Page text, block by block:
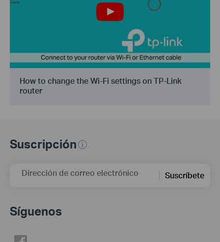
How to change the Wi-Fi settings on TP-Link
router
Suscripción
Dirección de correo electrónico Suscríbete
Síguenos